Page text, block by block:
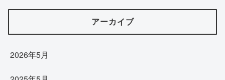
アーカイブ
2026年5月